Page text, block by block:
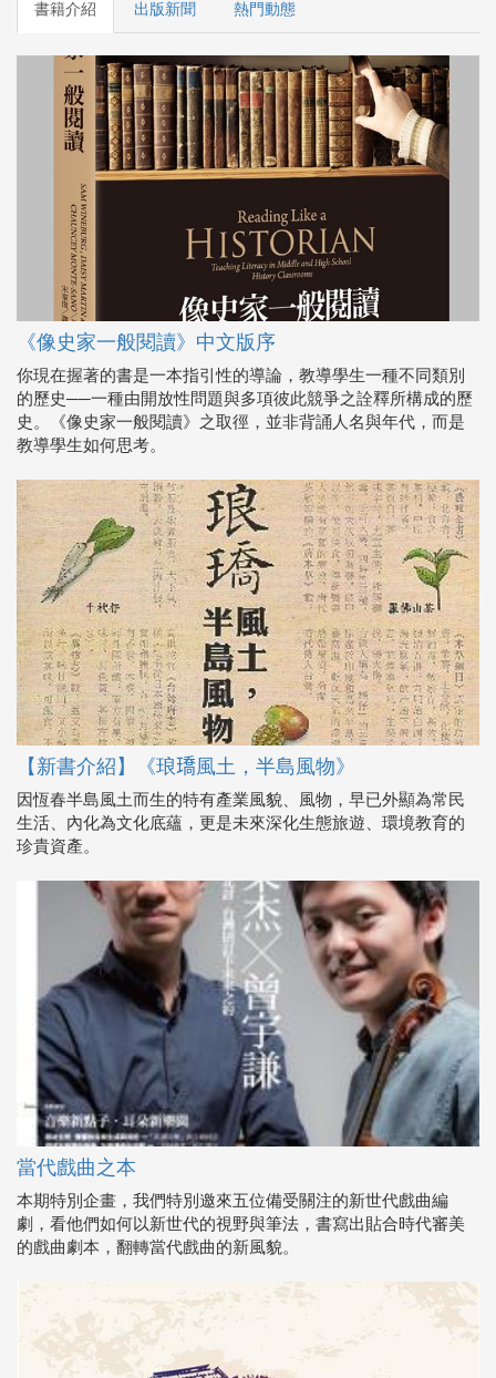
書籍介紹 出版新聞 熱門動態
《像史家一般閱讀》中文版序
你現在握著的書是一本指引性的導論，教導學生一種不同類別
的歷史──一種由開放性問題與多項彼此競爭之詮釋所構成的歷
史。《像史家一般閱讀》之取徑，並非背誦人名與年代，而是
教導學生如何思考。
【新書介紹】《琅𤩝風土，半島風物》
因恆春半島風土而生的特有產業風貌、風物，早已外顯為常民
生活、內化為文化底蘊，更是未來深化生態旅遊、環境教育的
珍貴資產。
當代戲曲之本
本期特別企畫，我們特別邀來五位備受關注的新世代戲曲編
劇，看他們如何以新世代的視野與筆法，書寫出貼合時代審美
的戲曲劇本，翻轉當代戲曲的新風貌。